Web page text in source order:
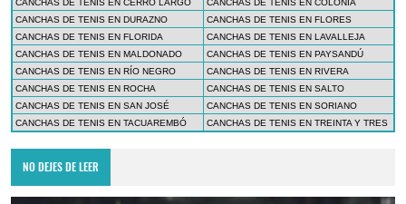
CANCHAS DE TENIS EN CERRO LARGO
CANCHAS DE TENIS EN COLONIA
CANCHAS DE TENIS EN DURAZNO
CANCHAS DE TENIS EN FLORES
CANCHAS DE TENIS EN FLORIDA
CANCHAS DE TENIS EN LAVALLEJA
CANCHAS DE TENIS EN MALDONADO
CANCHAS DE TENIS EN PAYSANDÚ
CANCHAS DE TENIS EN RÍO NEGRO
CANCHAS DE TENIS EN RIVERA
CANCHAS DE TENIS EN ROCHA
CANCHAS DE TENIS EN SALTO
CANCHAS DE TENIS EN SAN JOSÉ
CANCHAS DE TENIS EN SORIANO
CANCHAS DE TENIS EN TACUAREMBÓ
CANCHAS DE TENIS EN TREINTA Y TRES
NO DEJES DE LEER